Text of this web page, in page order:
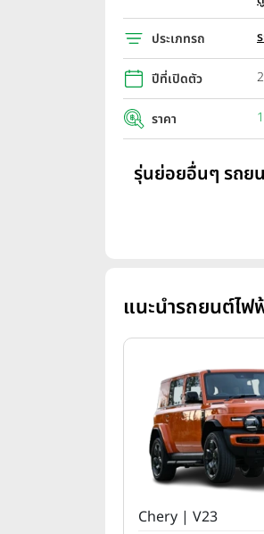
ประเภทรถ
ปีที่เปิดตัว
ราคา
รุ่นย่อยอื่นๆ รถย
แนะนำรถยนต์ไฟ
Chery | V23